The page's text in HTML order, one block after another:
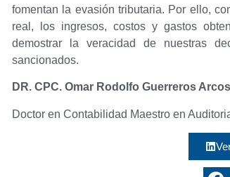
fomentan la evasión tributaria. Por ello,
real, los ingresos, costos y gastos
demostrar la veracidad de nuestras
sancionados.
DR. CPC. Omar Rodolfo Guerreros Arcos
Doctor en Contabilidad Maestro en